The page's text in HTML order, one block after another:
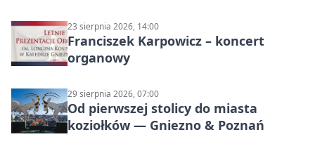
23 sierpnia 2026, 14:00
Franciszek Karpowicz – koncert
organowy
29 sierpnia 2026, 07:00
Od pierwszej stolicy do miasta
koziołków — Gniezno & Poznań